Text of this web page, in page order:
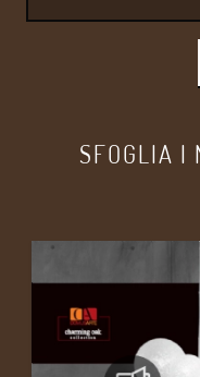
SFOGLIA I